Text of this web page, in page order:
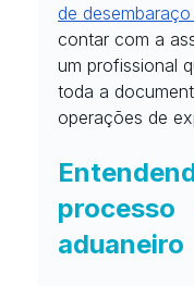
de
contar com a
um profissional
toda a
operações de
aduaneiro